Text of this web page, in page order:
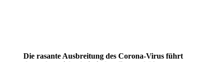
Die rasante Ausbreitung des Corona-Virus führt